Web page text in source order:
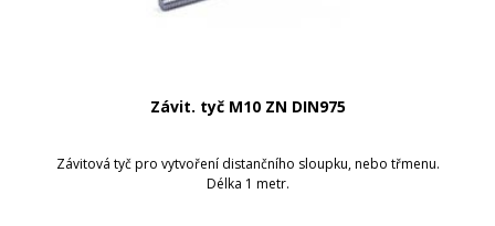
Závit. tyč M10 ZN DIN975
Závitová tyč pro vytvoření distančního sloupku, nebo třmenu.
Délka 1 metr.